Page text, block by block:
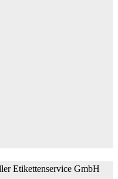
Etikettenservice GmbH